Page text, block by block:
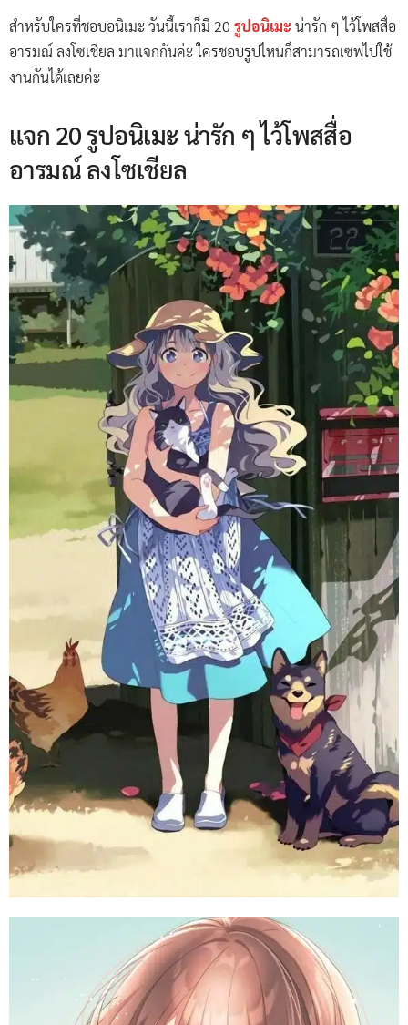
สำหรับใครที่ชอบอนิเมะ วันนี้เราก็มี 20 รูปอนิเมะ น่ารัก ๆ ไว้โพสสื่อ
อารมณ์ ลงโซเชียล มาแจกกันค่ะ ใครชอบรูปไหนก็สามารถเซฟไปใช้
งานกันได้เลยค่ะ
แจก 20 รูปอนิเมะ น่ารัก ๆ ไว้โพสสื่อ
อารมณ์ ลงโซเชียล